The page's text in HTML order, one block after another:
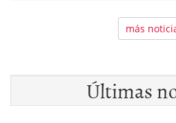
más
Últimas